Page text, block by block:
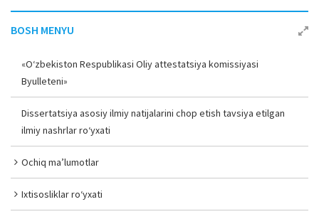
BOSH MENYU
«O‘zbekiston Respublikasi Oliy attestatsiya komissiyasi
Byulleteni»
Dissertatsiya asosiy ilmiy natijalarini chop etish tavsiya etilgan
ilmiy nashrlar ro‘yxati
Ochiq ma’lumotlar
Ixtisosliklar ro‘yxati